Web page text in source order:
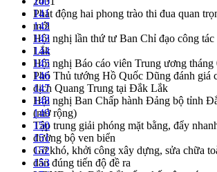
Phát động hai phong trào thi đua quan
mới
Hội nghị lần thứ tư Ban Chỉ đạo công
Lắk
Hội nghị Báo cáo viên Trung ương tháng
Phó Thủ tướng Hồ Quốc Dũng đánh giá
dịch Quang Trung tại Đắk Lắk
Hội nghị Ban Chấp hành Đảng bộ tỉnh
(mở rộng)
Tập trung giải phóng mặt bằng, đẩy
đường bộ ven biển
Gỡ khó, khởi công xây dựng, sửa chữa
dân đúng tiến độ đề ra
141
142
143
144
145
146
147
148
149
150
151
152
153